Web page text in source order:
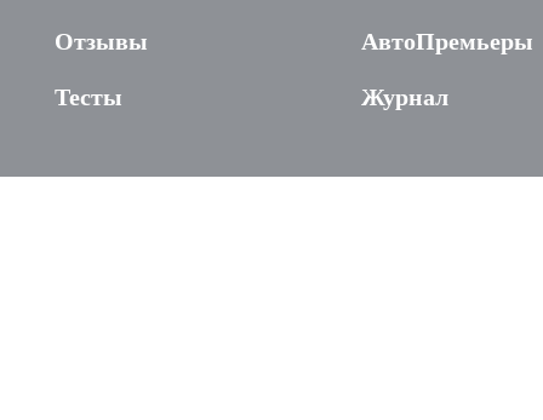
Отзывы
Тесты
АвтоПремьеры
Журнал